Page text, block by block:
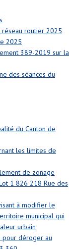
routier 2025
2025
389-2019 sur la
des séances du
du Canton de
les limites de
de zonage
1 826 218 Rue des
à modifier le
municipal qui
urbain
pour déroger au